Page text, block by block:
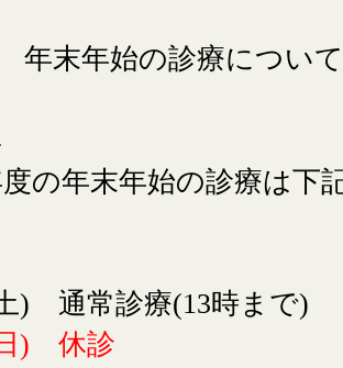
年末年始の診療につい
の年末年始の診療は下
) 通常診療(13時まで)
) 休診